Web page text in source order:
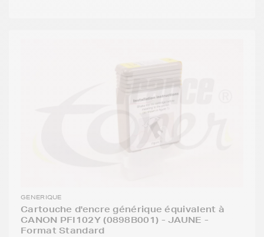
GENERIQUE
Cartouche d'encre générique équivalent à
CANON PFI102Y (0898B001) - JAUNE -
Format Standard